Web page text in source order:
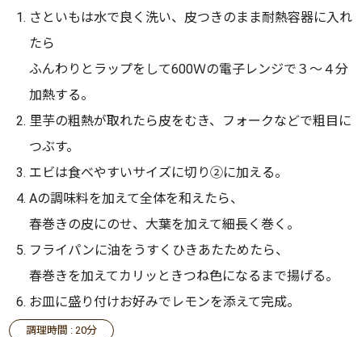
さといもは水で良く洗い、皮つきのまま耐熱容器に入れ
たら
ふんわりとラップをして600Ｗの電子レンジで３～４分
加熱する。
里芋の粗熱が取れたら皮をむき、フォークなどで粗目に
つぶす。
エビは食べやすいサイズに切り②に加える。
Aの調味料を加えて全体を和えたら、
春巻きの皮にのせ、大葉を加えて細長く巻く。
フライパンに油をうすくひきあたためたら、
春巻きを加えてカリッときつね色になるまで揚げる。
お皿に盛り付けお好みでレモンを添えて完成。
調理時間 : 20分